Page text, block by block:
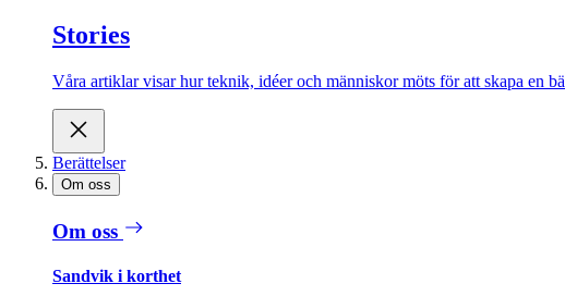
Stories
Våra artiklar visar hur teknik, idéer och människor möts för att skapa en
Berättelser
Om oss
Om oss
Sandvik i korthet